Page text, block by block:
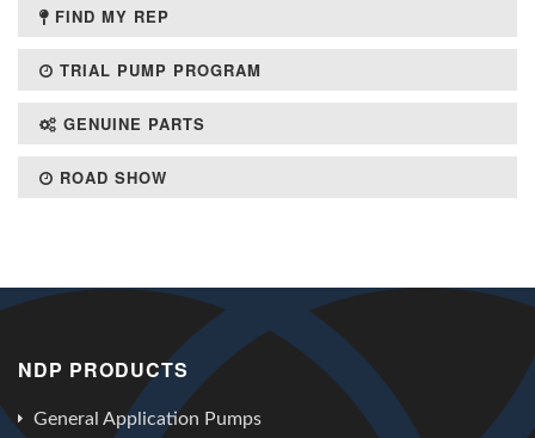
FIND MY REP
TRIAL PUMP PROGRAM
GENUINE PARTS
ROAD SHOW
NDP PRODUCTS
General Application Pumps